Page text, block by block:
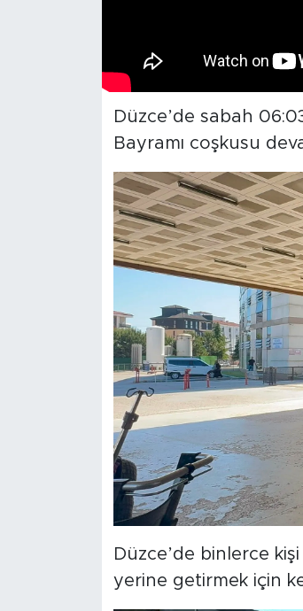
Düzce’de sabah
Bayramı coşkusu
Düzce’de binlerce
yerine getirmek için